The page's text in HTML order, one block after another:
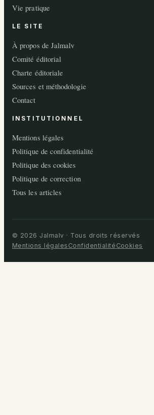
Vie pratique
LE SITE
À propos de Jalmalv
Comité éditorial
Charte éditoriale
Sources et méthodologie
Contact
INSTITUTIONNEL
Mentions légales
Politique de confidentialité
Politique des cookies
Politique de correction
Tous les articles
© 2026 Jalmalv · Tous droits réservés
Mentions légales Confidentialité Cookies